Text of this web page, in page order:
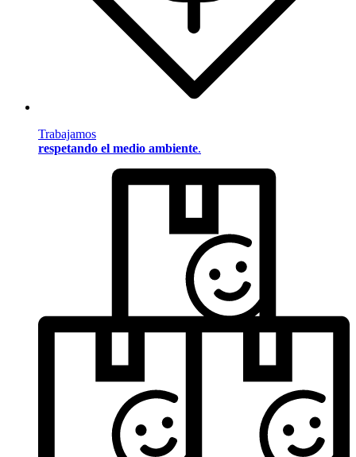
Trabajamos
respetando el medio ambiente.